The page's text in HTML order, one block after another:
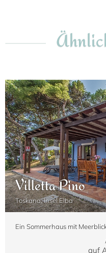
Villetta Pino
Toskana, Insel Elba
Ein Sommerhaus mit
auf